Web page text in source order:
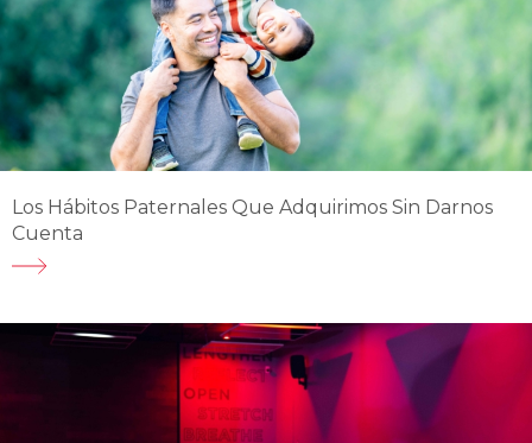
Los Hábitos Paternales Que Adquirimos Sin Darnos
Cuenta